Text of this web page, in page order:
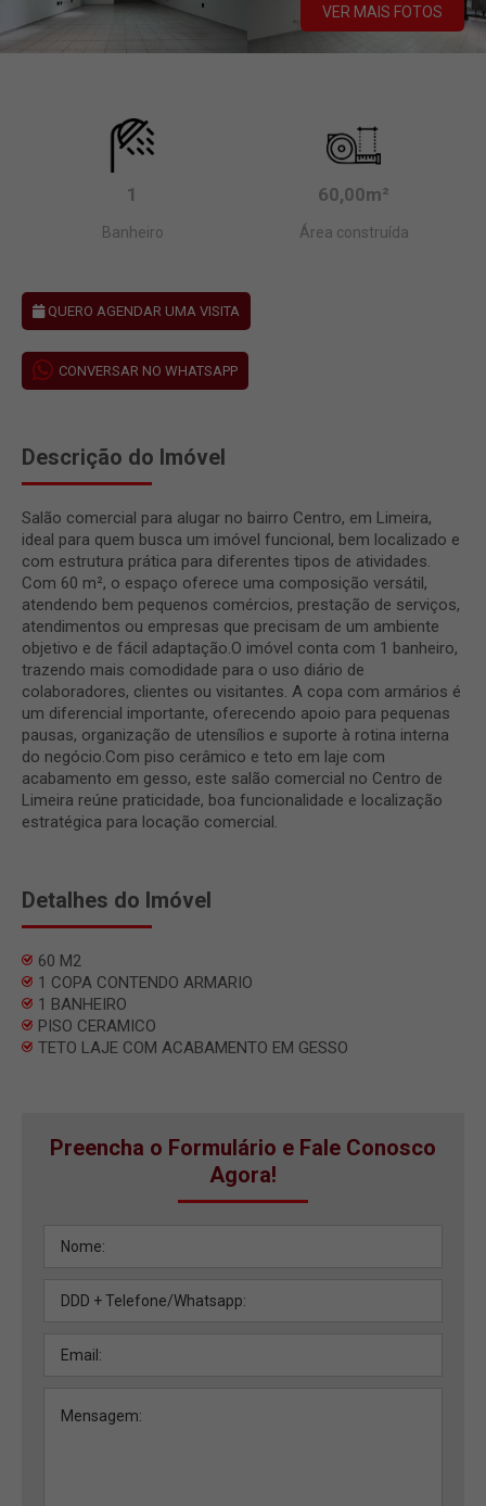
VER MAIS FOTOS
1
Banheiro
60,00m²
Área construída
QUERO AGENDAR UMA VISITA
CONVERSAR NO WHATSAPP
Descrição do Imóvel
Salão comercial para alugar no bairro Centro, em Limeira,
ideal para quem busca um imóvel funcional, bem localizado e
com estrutura prática para diferentes tipos de atividades.
Com 60 m², o espaço oferece uma composição versátil,
atendendo bem pequenos comércios, prestação de serviços,
atendimentos ou empresas que precisam de um ambiente
objetivo e de fácil adaptação.O imóvel conta com 1 banheiro,
trazendo mais comodidade para o uso diário de
colaboradores, clientes ou visitantes. A copa com armários é
um diferencial importante, oferecendo apoio para pequenas
pausas, organização de utensílios e suporte à rotina interna
do negócio.Com piso cerâmico e teto em laje com
acabamento em gesso, este salão comercial no Centro de
Limeira reúne praticidade, boa funcionalidade e localização
estratégica para locação comercial.
Detalhes do Imóvel
60 M2
1 COPA CONTENDO ARMARIO
1 BANHEIRO
PISO CERAMICO
TETO LAJE COM ACABAMENTO EM GESSO
Preencha o Formulário e Fale Conosco
Agora!